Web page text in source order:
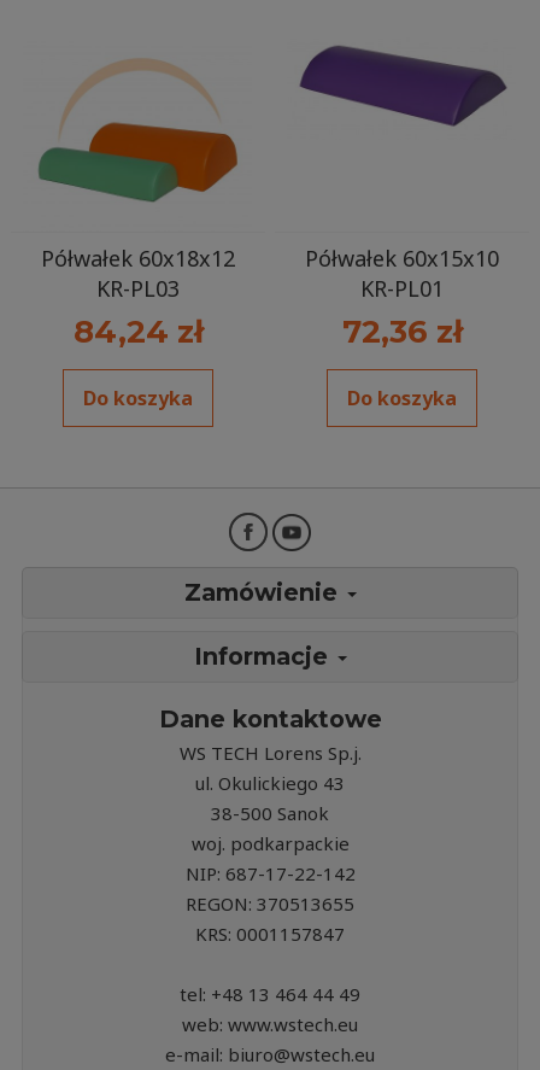
Półwałek 60x18x12
KR-PL03
84,24 zł
Do koszyka
Półwałek 60x15x10
KR-PL01
72,36 zł
Do koszyka
Zamówienie
Informacje
Dane kontaktowe
WS TECH Lorens Sp.j.
ul. Okulickiego 43
38-500 Sanok
woj. podkarpackie
NIP: 687-17-22-142
REGON: 370513655
KRS: 0001157847
tel: +48 13 464 44 49
web: www.wstech.eu
e-mail: biuro@wstech.eu